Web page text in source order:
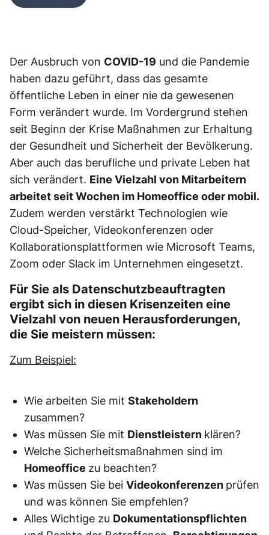
Der Ausbruch von COVID-19 und die Pandemie
haben dazu geführt, dass das gesamte
öffentliche Leben in einer nie da gewesenen
Form verändert wurde. Im Vordergrund stehen
seit Beginn der Krise Maßnahmen zur Erhaltung
der Gesundheit und Sicherheit der Bevölkerung.
Aber auch das berufliche und private Leben hat
sich verändert. Eine Vielzahl von Mitarbeitern
arbeitet seit Wochen im Homeoffice oder mobil.
Zudem werden verstärkt Technologien wie
Cloud-Speicher, Videokonferenzen oder
Kollaborationsplattformen wie Microsoft Teams,
Zoom oder Slack im Unternehmen eingesetzt.
Für Sie als Datenschutzbeauftragten
ergibt sich in diesen Krisenzeiten eine
Vielzahl von neuen Herausforderungen,
die Sie meistern müssen:
Zum Beispiel:
Wie arbeiten Sie mit Stakeholdern
zusammen?
Was müssen Sie mit Dienstleistern klären?
Welche Sicherheitsmaßnahmen sind im
Homeoffice zu beachten?
Was müssen Sie bei Videokonferenzen prüfen
und was können Sie empfehlen?
Alles Wichtige zu Dokumentationspflichten